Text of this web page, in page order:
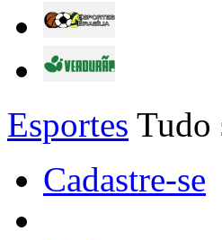
Esportes Tudo
Cadastre-se